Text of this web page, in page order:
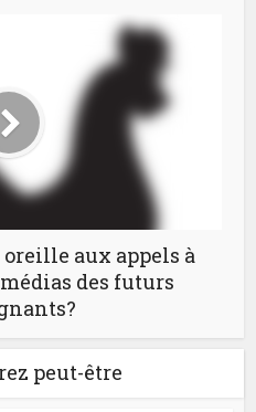
aux appels à
des futurs
peut-être